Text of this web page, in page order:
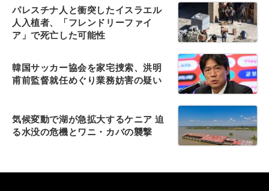
パレスチナ人と衝突したイスラエル
人入植者、「フレンドリーファイ
ア」で死亡した可能性
韓国サッカー協会を家宅捜索、洪明
甫前監督就任めぐり業務妨害の疑い
気候変動で湖が急拡大するケニア 迫
る水没の危機とワニ・カバの襲撃